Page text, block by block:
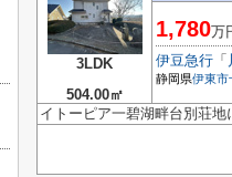
3LDK
504.00㎡
1,780万
伊豆急行 「
静岡県伊東市
イトーピア一碧湖畔台別荘地